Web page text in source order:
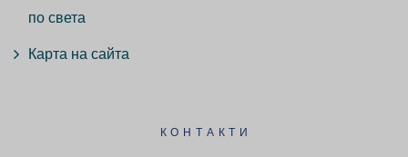
по света
Карта на сайта
КОНТАКТИ